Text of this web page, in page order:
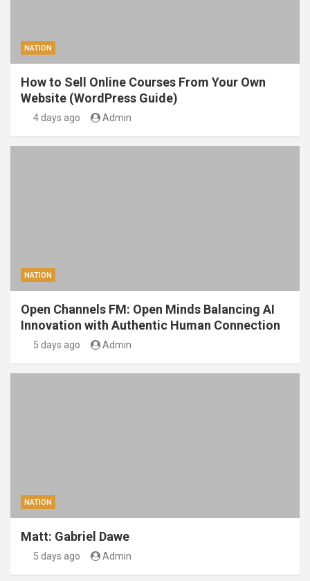
NATION
How to Sell Online Courses From Your Own
Website (WordPress Guide)
4 days ago Admin
NATION
Open Channels FM: Open Minds Balancing AI
Innovation with Authentic Human Connection
5 days ago Admin
NATION
Matt: Gabriel Dawe
5 days ago Admin